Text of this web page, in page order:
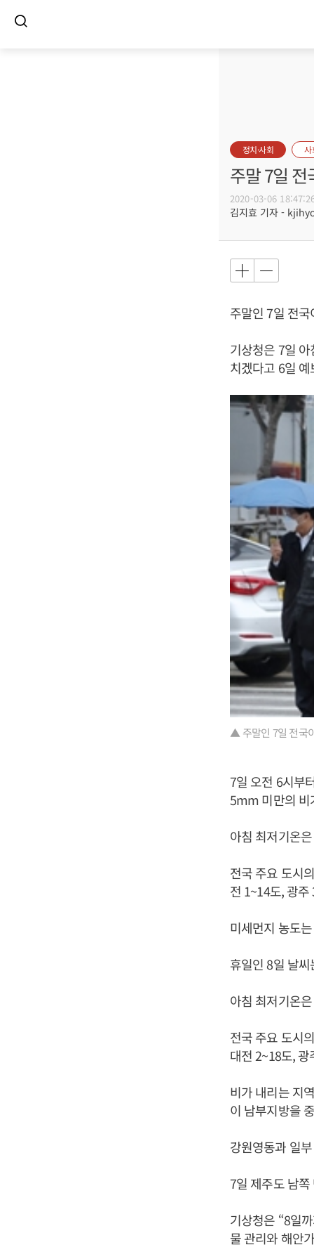
정치·사회 사
주말 7일 전
2020-03-06
김지효 기자 -
주말인 7일 전
기상청은 7일
치겠다고 6일
▲ 주말인 7일 전국
7일 오전 6시부
5mm 미만의 비
아침 최저기온
전국 주요 도시
전 1~14도, 광
미세먼지 농도
휴일인 8일 날
아침 최저기온
전국 주요 도시
대전 2~18도,
비가 내리는 지
이 남부지방을
강원영동과 일
7일 제주도 남
기상청은 “8일
물 관리와 해안